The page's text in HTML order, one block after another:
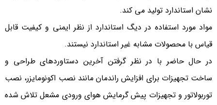
نشان استاندارد تولید می کند.
مواد مورد استفاده در دیگ استاندارد از نظر ایمنی و کیفیت قابل
قیاس با محصولات مشابه غیر استاندارد نیستند.
در حال حاضر با در نظر گرفتن آخرین دستاوردهای طراحی و
ساخت تجهیزات برای افزایش راندمان مانند نصب اکونومایزر، نصب
توربولاتور و تجهیزات پیش گرمایش هوای ورودی مشعل تلاش شده